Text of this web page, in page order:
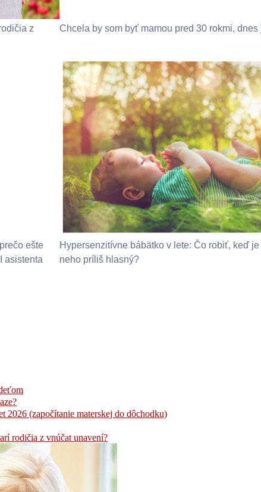
z
Chcela by som byť mamou pred 30 rokmi, dnes
ešte
asistenta
Hypersenzitívne bábätko v lete: Čo robiť, keď
neho príliš hlasný?
2026 (započítanie materskej do dôchodku)
rodičia z vnúčat unavení?